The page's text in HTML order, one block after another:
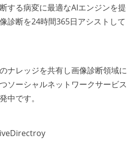
する病変に最適なAIエンジンを提
診断を24時間365日アシストして
ナレッジを共有し画像診断領域に
ソーシャルネットワークサービス
中です。